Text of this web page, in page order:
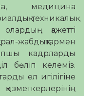
медицина
техникалық
қажетті
кадрларды
бөліп келеміз.
ел игілігіне